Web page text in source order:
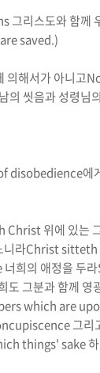
그리스도와 함께
saved.)
의해서가 아니고
의 씻음과 성령님
disobedience에
Christ위에 있는
니라Christ sitteth
너희의 애정을 두라
도 그분과 함께 영
which are
그리
things' sake